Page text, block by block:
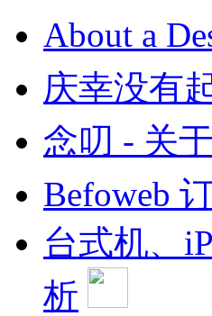
About a
庆幸没有
念叨 - 关
Befoweb
台式机、
析